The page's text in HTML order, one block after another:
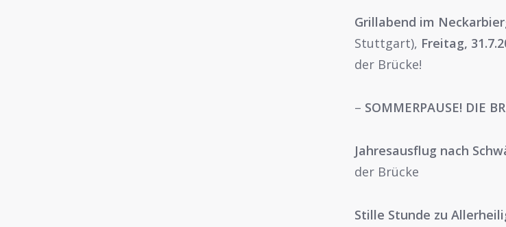
Grillabend im
Stuttgart), Freitag,
der Brücke!
– SOMMERPAUSE! DIE
Jahresausflug nach
der Brücke
Stille Stunde zu